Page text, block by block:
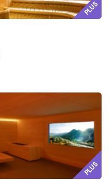
PLUS
PLUS